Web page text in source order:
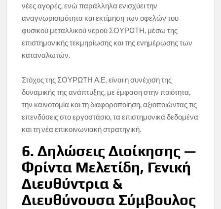
νέες αγορές, ενώ παράλληλα ενισχύει την
αναγνωρισιμότητα και εκτίμηση των οφελών του
φυσικού μεταλλικού νερού ΣΟΥΡΩΤΗ, μέσω της
επιστημονικής τεκμηρίωσης και της ενημέρωσης των
καταναλωτών.
Στόχος της ΣΟΥΡΩΤΗ Α.Ε. είναι η συνέχιση της
δυναμικής της ανάπτυξης, με έμφαση στην ποιότητα,
την καινοτομία και τη διαφοροποίηση, αξιοποιώντας τις
επενδύσεις στο εργοστάσιο, τα επιστημονικά δεδομένα
και τη νέα επικοινωνιακή στρατηγική.
6. Δηλώσεις Διοίκησης —
Φρίντα Μελετίδη, Γενική
Διευθύντρια &
Διευθύνουσα Σύμβουλος